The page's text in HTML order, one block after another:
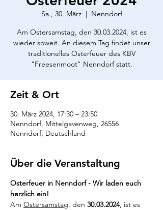
Sa., 30. März
  |
Nenndorf
Am Ostersamstag, den 30.03.2024, ist es
wieder soweit. An diesem Tag findet unser
traditionelles Osterfeuer des KBV
"Freesenmoot" Nenndorf statt.
Zeit & Ort
30. März 2024, 17:30 – 23:50
Nenndorf, Mittelgavenweg, 26556
Nenndorf, Deutschland
Über die Veranstaltung
Osterfeuer in Nenndorf - Wir laden euch
herzlich ein!
Am Ostersamstag, den 30.03.2024, ist es